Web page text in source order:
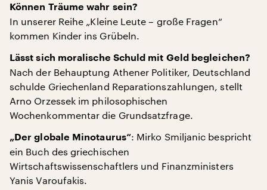
Können Träume wahr sein?
In unserer Reihe „Kleine Leute – große Fragen“
kommen Kinder ins Grübeln.
Lässt sich moralische Schuld mit Geld begleichen?
Nach der Behauptung Athener Politiker, Deutschland
schulde Griechenland Reparationszahlungen, stellt
Arno Orzessek im philosophischen
Wochenkommentar die Grundsatzfrage.
„Der globale Minotaurus“: Mirko Smiljanic bespricht
ein Buch des griechischen
Wirtschaftswissenschaftlers und Finanzministers
Yanis Varoufakis.